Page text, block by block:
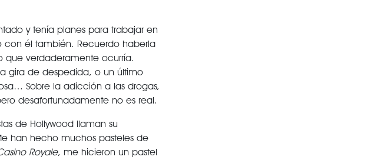
y tenía planes para trabajar en
él también. Recuerdo haberla
verdaderamente ocurría.
gira de despedida, o un último
Sobre la adicción a las drogas,
desafortunadamente no es real.
de Hollywood llaman su
han hecho muchos pasteles de
Royale, me hicieron un pastel